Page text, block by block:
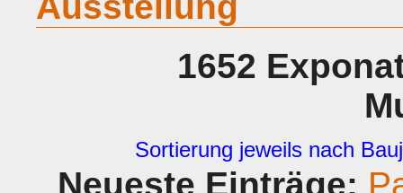
1652
Sortierung jeweils nach
Neueste Einträge: